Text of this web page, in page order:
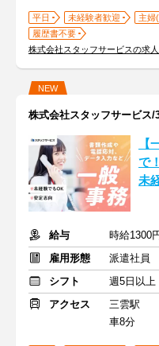
平日 未経験者歓迎 主婦
履歴書不要
株式会社スタッフサービスの求
NEW
株式会社スタッフサービス/
【
で
未
給与
時給1300
雇用形態
派遣社員
シフト
週5日以上
アクセス
三雲駅
車8分